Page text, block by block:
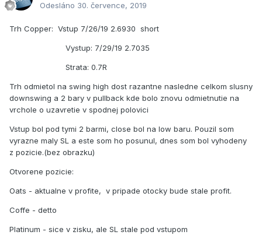
Odesláno 30. července, 2019
Trh Copper: Vstup 7/26/19 2.6930 short
Vystup: 7/29/19 2.7035
Strata: 0.7R
Trh odmietol na swing high dost razantne nasledne celkom slusny
downswing a 2 bary v pullback kde bolo znovu odmietnutie na
vrchole o uzavretie v spodnej polovici
Vstup bol pod tymi 2 barmi, close bol na low baru. Pouzil som
vyrazne maly SL a este som ho posunul, dnes som bol vyhodeny
z pozicie.(bez obrazku)
Otvorene pozicie:
Oats - aktualne v profite, v pripade otocky bude stale profit.
Coffe - detto
Platinum - sice v zisku, ale SL stale pod vstupom